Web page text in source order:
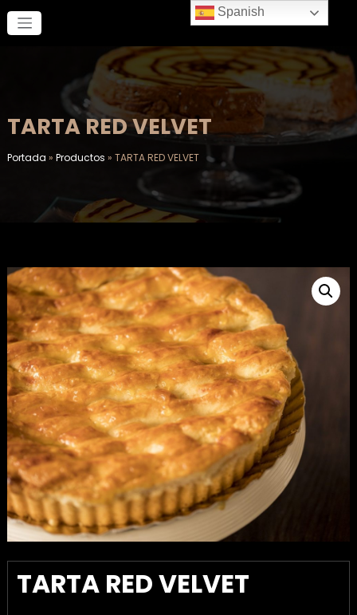
contenido
TARTA RED VELVET
Portada » Productos » TARTA RED VELVET
TARTA RED VELVET
Spanish